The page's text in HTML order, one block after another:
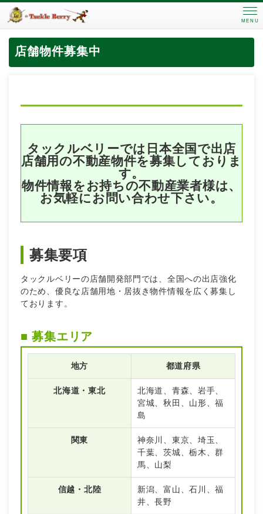
MENU
店舗物件募集中
タックルベリーでは日本全国で出店
店舗用の不動産物件を募集しておりま
す。
物件情報をお持ちの不動産業者様は、
お気軽にお問い合わせ下さい。
募集要項
タックルベリーの店舗開発部門では、全国への出店強化
のため、優良な店舗用地・居抜き物件情報を広く募集し
ております。
■ 募集エリア
地方 都道府県
北海道・東北
北海道、青森、岩手、
宮城、秋田、山形、福
島
関東
神奈川、東京、埼玉、
千葉、茨城、栃木、群
馬、山梨
信越・北陸
新潟、富山、石川、福
井、長野